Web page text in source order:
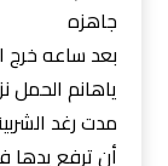
جاهزه
بعد ساعه خرج
ياهانم الحمل
مدت رغد
أن ترفع يدها